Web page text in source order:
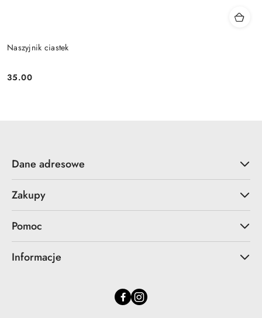
Naszyjnik ciastek
Cena:
35.00
Dane adresowe
Zakupy
Pomoc
Informacje